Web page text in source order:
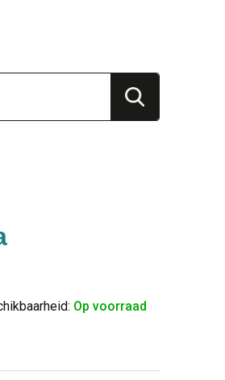
Op voorraad